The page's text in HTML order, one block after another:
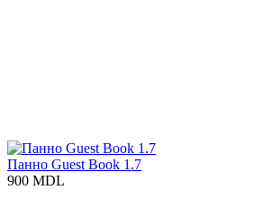
Панно Guest Book 1.7
900 MDL